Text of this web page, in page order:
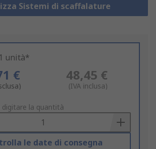
Sistemi di scaffalature
unità*
€ 48,45 €
(IVA inclusa)
digitare la quantità
le date di consegna